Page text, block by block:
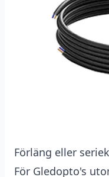
Förläng eller
För Gledopto's